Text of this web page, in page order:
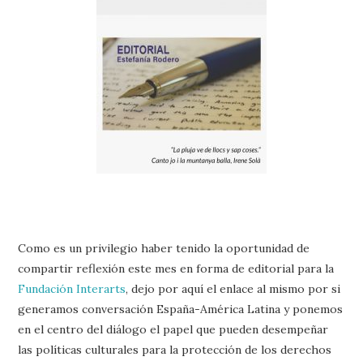
Como es un privilegio haber tenido la oportunidad de
compartir reflexión este mes en forma de editorial para la
Fundación Interarts, dejo por aquí el enlace al mismo por si
generamos conversación España-América Latina y ponemos
en el centro del diálogo el papel que pueden desempeñar
las políticas culturales para la protección de los derechos